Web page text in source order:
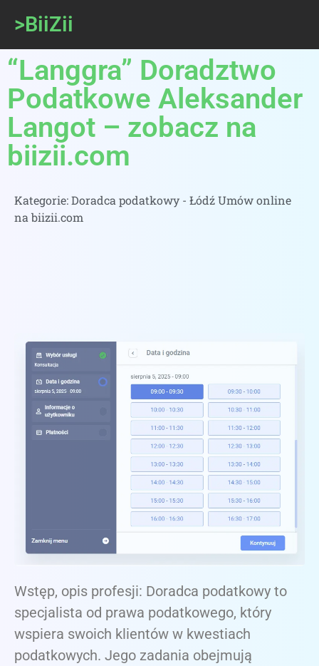
>BiiZii
“Langgra” Doradztwo
Podatkowe Aleksander
Langot – zobacz na
biizii.com
Kategorie:Doradca podatkowy - Łódź Umów online
na biizii.com
Wstęp, opis profesji: Doradca podatkowy to
specjalista od prawa podatkowego, który
wspiera swoich klientów w kwestiach
podatkowych. Jego zadania obejmują